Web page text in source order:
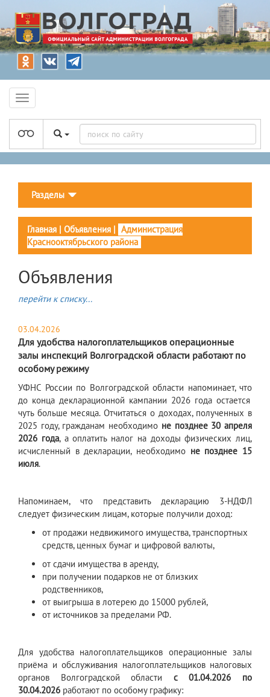
Разделы
Главная | Объявления | Администрация
Краснооктябрьского района
Объявления
перейти к списку...
03.04.2026
Для удобства налогоплательщиков операционные
залы инспекций Волгоградской области работают по
особому режиму
УФНС России по Волгоградской области напоминает, что
до конца декларационной кампании 2026 года остается
чуть больше месяца. Отчитаться о доходах, полученных в
2025 году, гражданам необходимо не позднее 30 апреля
2026 года, а оплатить налог на доходы физических лиц,
исчисленный в декларации, необходимо не позднее 15
июля.
Напоминаем, что представить декларацию 3-НДФЛ
следует физическим лицам, которые получили доход:
от продажи недвижимого имущества, транспортных
средств, ценных бумаг и цифровой валюты,
от сдачи имущества в аренду,
при получении подарков не от близких
родственников,
от выигрыша в лотерею до 15000 рублей,
от источников за пределами РФ.
Для удобства налогоплательщиков операционные залы
приёма и обслуживания налогоплательщиков налоговых
органов Волгоградской области с 01.04.2026 по
30.04.2026 работают по особому графику: